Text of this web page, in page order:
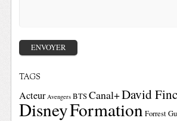
TAGS
Acteur Avengers BTSCanal+David
DisneyFormationForrest